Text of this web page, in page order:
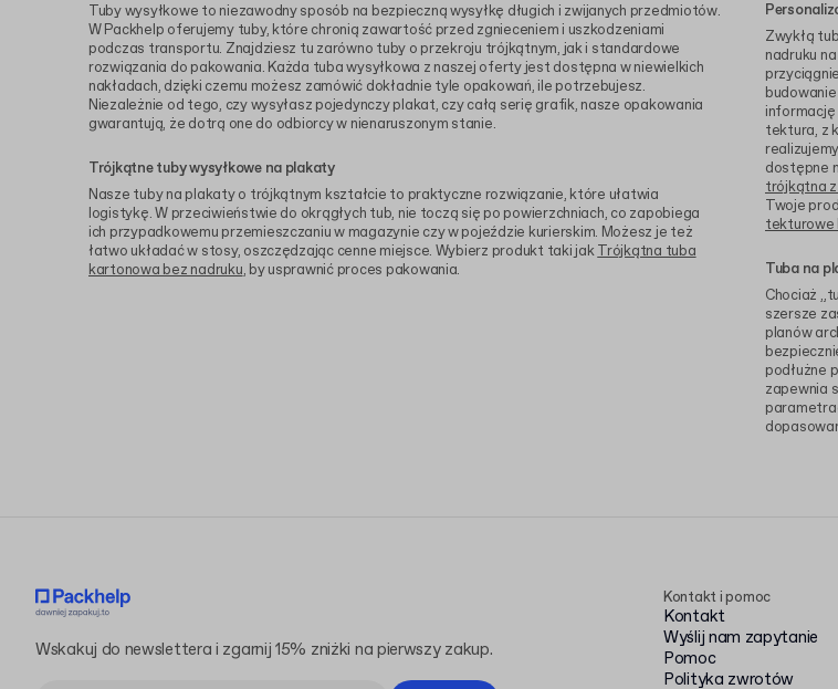
Tuby wysyłkowe to niezawodny sposób na bezpieczną wysyłkę długich i zwijanych przedmiotów.
W Packhelp oferujemy tuby, które chronią zawartość przed zgnieceniem i uszkodzeniami
podczas transportu. Znajdziesz tu zarówno tuby o przekroju trójkątnym, jak i standardowe
rozwiązania do pakowania. Każda tuba wysyłkowa z naszej oferty jest dostępna w niewielkich
nakładach, dzięki czemu możesz zamówić dokładnie tyle opakowań, ile potrzebujesz.
Niezależnie od tego, czy wysyłasz pojedynczy plakat, czy całą serię grafik, nasze opakowania
gwarantują, że dotrą one do odbiorcy w nienaruszonym stanie.
Trójkątne tuby wysyłkowe na plakaty
Nasze tuby na plakaty o trójkątnym kształcie to praktyczne rozwiązanie, które ułatwia
logistykę. W przeciwieństwie do okrągłych tub, nie toczą się po powierzchniach, co zapobiega
ich przypadkowemu przemieszczaniu w magazynie czy w pojeździe kurierskim. Możesz je też
łatwo układać w stosy, oszczędzając cenne miejsce. Wybierz produkt taki jakTrójkątna tuba
kartonowa bez nadruku, by usprawnić proces pakowania.
Zwykłą
nadruku
tektura, z
dostępne
trójkątna
Twoje
tekturowe
Tuba na
Chociaż
szersze
planów
podłużne
zapewnia
Kontakt i pomoc
Kontakt
Wyślij nam zapytanie
Pomoc
Polityka zwrotów
Wskakuj do newslettera i zgarnij 15% zniżki na pierwszy zakup.